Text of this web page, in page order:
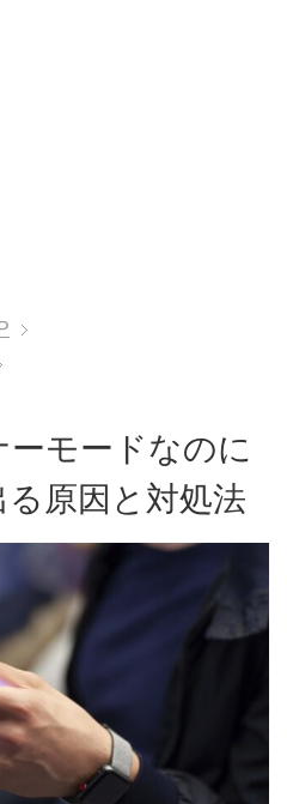
ーモードなのに
原因と対処法